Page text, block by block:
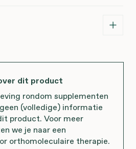
dit product
rondom supplementen
(volledige) informatie
product. Voor meer
we je naar een
orthomoleculaire therapie.